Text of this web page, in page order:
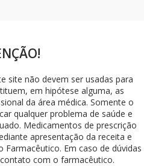
site não devem ser usadas para
em hipótese alguma, as
da área médica. Somente o
qualquer problema de saúde e
Medicamentos de prescrição
apresentação da receita e
Em caso de dúvidas
com o farmacêutico.